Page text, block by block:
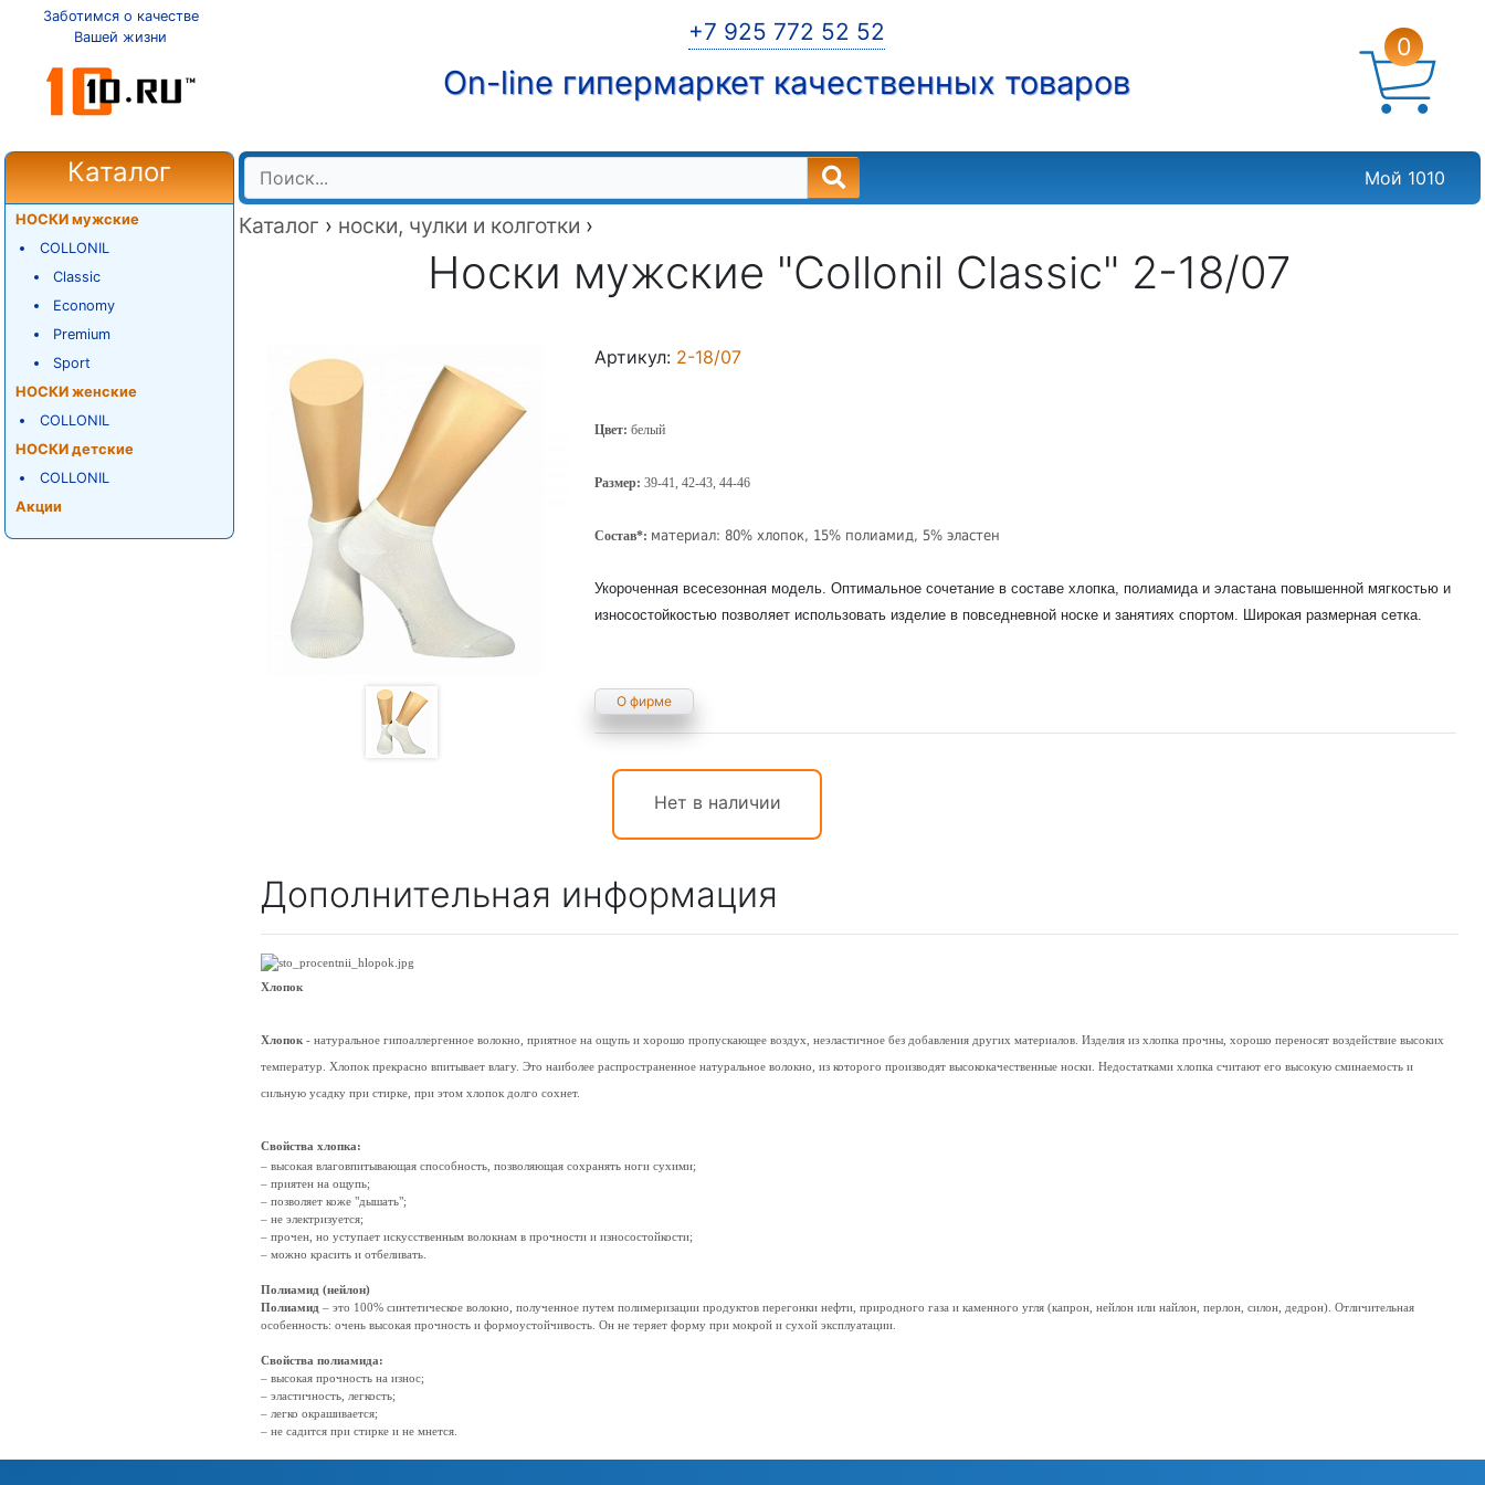
Заботимся о качестве
Вашей жизни
+7 925 772 52 52
On-line гипермаркет качественных товаров
0
Каталог
НОСКИ мужские
COLLONIL
Classic
Economy
Premium
Sport
НОСКИ женские
COLLONIL
НОСКИ детские
COLLONIL
Акции
Мой 1010
Каталог › носки, чулки и колготки ›
Носки мужские "Collonil Classic" 2-18/07
Артикул: 2-18/07
Цвет: белый
Размер:39-41, 42-43, 44-46
Состав*: материал: 80% хлопок, 15% полиамид, 5% эластен
Укороченная всесезонная модель. Оптимальное сочетание в составе хлопка, полиамида и эластана повышенной мягкостью и
износостойкостью позволяет использовать изделие в повседневной носке и занятиях спортом. Широкая размерная сетка.
О фирме
Нет в наличии
Дополнительная информация
Хлопок
Хлопок - натуральное гипоаллергенное волокно, приятное на ощупь и хорошо пропускающее воздух, неэластичное без добавления других материалов. Изделия из хлопка прочны, хорошо переносят воздействие высоких
температур. Хлопок прекрасно впитывает влагу. Это наиболее распространенное натуральное волокно, из которого производят высококачественные носки. Недостатками хлопка считают его высокую сминаемость и
сильную усадку при стирке, при этом хлопок долго сохнет.
Свойства хлопка:
– высокая влаговпитывающая способность, позволяющая сохранять ноги сухими;
– приятен на ощупь;
– позволяет коже "дышать";
– не электризуется;
– прочен, но уступает искусственным волокнам в прочности и износостойкости;
– можно красить и отбеливать.
Полиамид (нейлон)
Полиамид – это 100% синтетическое волокно, полученное путем полимеризации продуктов перегонки нефти, природного газа и каменного угля (капрон, нейлон или найлон, перлон, силон, дедрон). Отличительная
особенность: очень высокая прочность и формоустойчивость. Он не теряет форму при мокрой и сухой эксплуатации.
Свойства полиамида:
– высокая прочность на износ;
– эластичность, легкость;
– легко окрашивается;
– не садится при стирке и не мнется.